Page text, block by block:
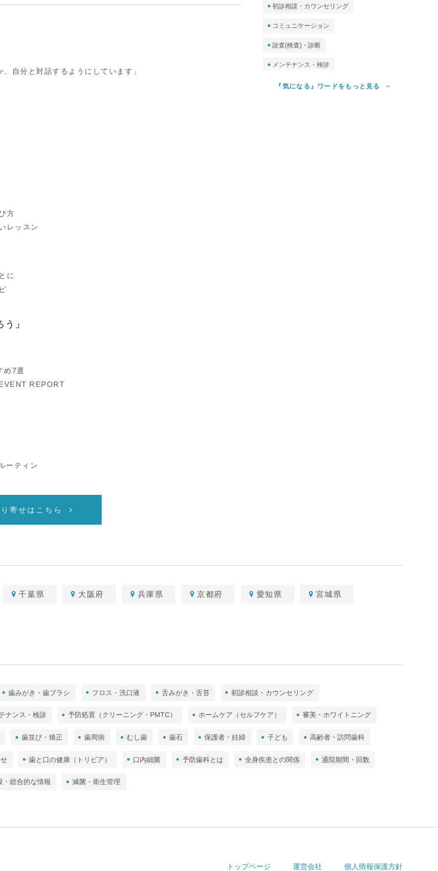
自分と対話するようにしています」
方
レッスン
に
」
め7選
REPORT
ーティン
寄せはこちら
初診相談・カウンセリング
コミュニケーション
診査(検査)・診断
メンテナンス・検診
予防処置（クリーニング・PMTC）
『気になる』ワードをもっと見る
千葉県 大阪府 兵庫県 京都府 愛知県 宮城県
歯みがき・歯ブラシ フロス・洗口液 舌みがき・舌苔 初診相談・カウンセリング
ナンス・検診 予防処置（クリーニング・PMTC） ホームケア（セルフケア） 審美・ホワイトニング
歯並び・矯正 歯周病 むし歯 歯石 保護者・妊婦 子ども 高齢者・訪問歯科
歯と口の健康（トリビア） 口内細菌 予防歯科とは 全身疾患との関係 通院期間・回数
・総合的な情報 滅菌・衛生管理
トップページ 運営会社 個人情報保護方針